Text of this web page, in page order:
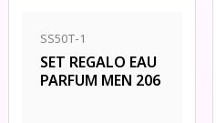
SS50T-1
SET REGALO EAU
PARFUM MEN 206